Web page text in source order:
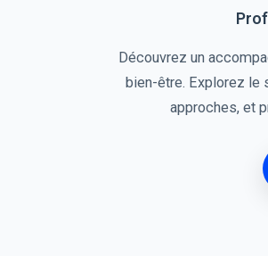
Découvrez un
bien-être. Explorez le
approches, et